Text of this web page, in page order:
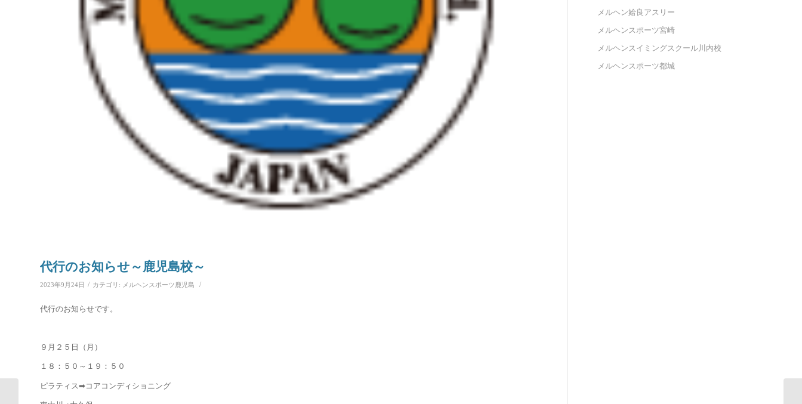
代行のお知らせ～鹿児島校～
2023年9月24日 / カテゴリ: メルヘンスポーツ鹿児島 /
代行のお知らせです。
９月２５日（月）
１８：５０～１９：５０
ピラティス➡コアコンディショニング
メルヘン姶良アスリー
メルヘンスポーツ宮崎
メルヘンスイミングスクール川内校
メルヘンスポーツ都城